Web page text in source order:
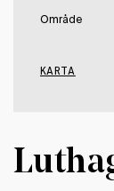
Område
KARTA